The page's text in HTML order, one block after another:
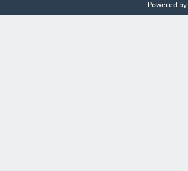
Powered by